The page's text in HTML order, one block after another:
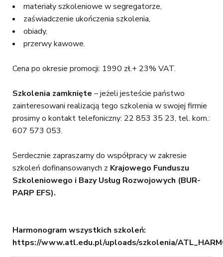
materiały szkoleniowe w segregatorze,
zaświadczenie ukończenia szkolenia,
obiady,
przerwy kawowe.
Cena po okresie promocji: 1990 zł.+ 23% VAT.
Szkolenia zamknięte – jeżeli jesteście państwo
zainteresowani realizacją tego szkolenia w swojej firmie
prosimy o kontakt telefoniczny: 22 853 35 23, tel. kom.:
607 573 053.
Serdecznie zapraszamy do współpracy w zakresie
szkoleń dofinansowanych z Krajowego Funduszu
Szkoleniowego i Bazy Usług Rozwojowych (BUR-
PARP EFS).
Harmonogram wszystkich szkoleń:
https://www.atl.edu.pl/uploads/szkolenia/